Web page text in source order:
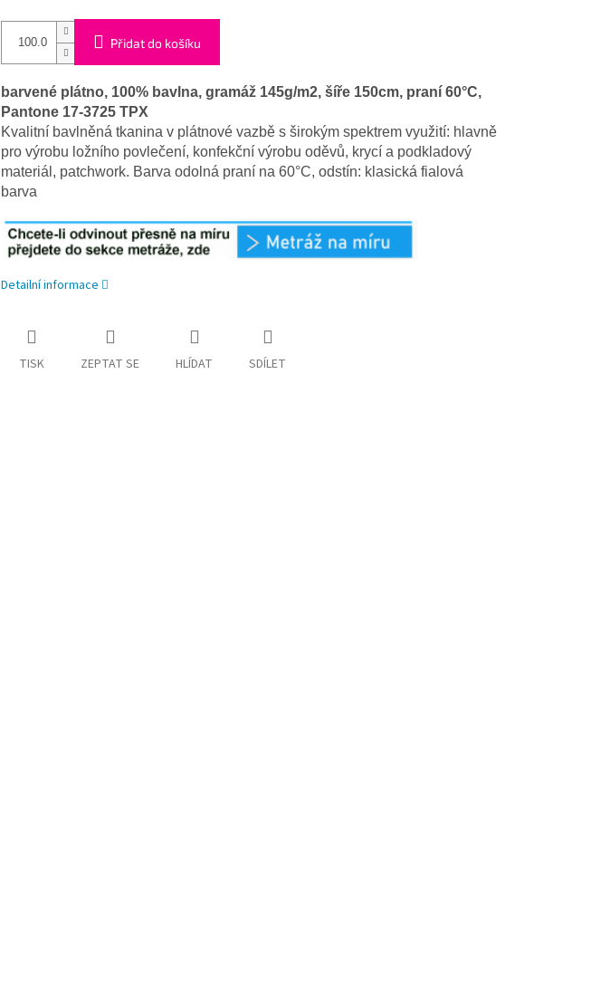
Přidat do košíku
barvené plátno, 100% bavlna, gramáž 145g/m2, šíře 150cm, praní 60°C,
Pantone 17-3725 TPX
Kvalitní bavlněná tkanina v plátnové vazbě s širokým spektrem využití: hlavně
pro výrobu ložního povlečení, konfekční výrobu oděvů, krycí a podkladový
materiál, patchwork. Barva odolná praní na 60°C, odstín: klasická fialová
barva
Detailní informace
TISK ZEPTAT SE HLÍDAT SDÍLET